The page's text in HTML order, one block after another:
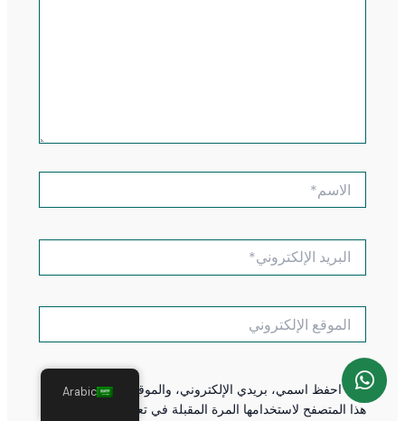
الإلكتروني*
الإلكتروني
احفظ اسمي، بريدي الإلكتروني، والموقع الإلكتروني في
هذا المتصفح لاستخدامها المرة المقبلة في تعليقي.
Arabic